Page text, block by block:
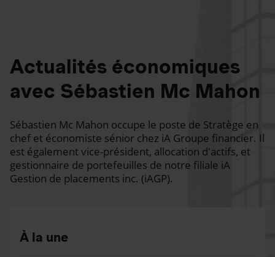
Actualités économiques
avec Sébastien Mc Mahon
Sébastien Mc Mahon occupe le poste de Stratège en
chef et économiste sénior chez iA Groupe financier. Il
est également vice-président, allocation d'actifs, et
gestionnaire de portefeuilles de notre filiale iA
Gestion de placements inc. (iAGP).
À la une